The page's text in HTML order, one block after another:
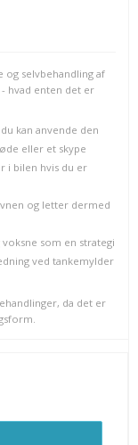
og selvbehandling af
hvad enten det er
kan anvende den
eller et skype
i bilen hvis du er
og letter dermed
som en strategi
ved tankemylder
da det er